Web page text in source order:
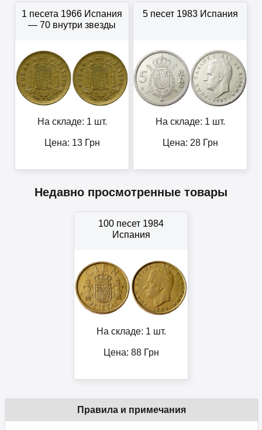
1 песета 1966 Испания
— 70 внутри звезды
На складе: 1 шт.
Цена: 13Грн
5 песет 1983 Испания
На складе: 1 шт.
Цена: 28Грн
Недавно просмотренные товары
100 песет 1984
Испания
На складе: 1 шт.
Цена: 88Грн
Правила и примечания